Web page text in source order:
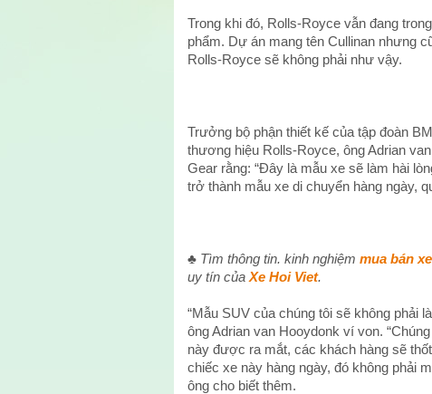
Trong khi đó, Rolls-Royce vẫn đang
phẩm. Dự án mang tên Cullinan nhưng
Rolls-Royce sẽ không phải như vậy.
Trưởng bộ phận thiết kế của tập đoàn
thương hiệu Rolls-Royce, ông Adrian
Gear rằng: “Đây là mẫu xe sẽ làm hài
trở thành mẫu xe di chuyển hàng ngày,
♣ Tìm thông tin. kinh nghiệm mua bán
uy tín của Xe Hoi Viet.
“Mẫu SUV của chúng tôi sẽ không phải
ông Adrian van Hooydonk ví von.
này được ra mắt, các khách hàng sẽ
chiếc xe này hàng ngày, đó không phải
ông cho biết thêm.